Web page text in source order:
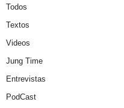
Todos
Textos
Videos
Jung Time
Entrevistas
PodCast